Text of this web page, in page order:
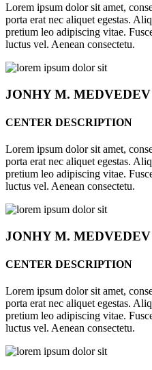
Lorem ipsum dolor sit amet,
porta erat nec aliquet egestas.
pretium leo adipiscing vitae.
luctus vel. Aenean consectetu.
JONHYM. MEDVEDEV
CENTER DESCRIPTION
Lorem ipsum dolor sit amet,
porta erat nec aliquet egestas.
pretium leo adipiscing vitae.
luctus vel. Aenean consectetu.
JONHYM. MEDVEDEV
CENTER DESCRIPTION
Lorem ipsum dolor sit amet,
porta erat nec aliquet egestas.
pretium leo adipiscing vitae.
luctus vel. Aenean consectetu.